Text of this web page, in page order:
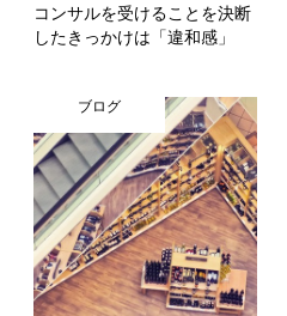
コンサルを受けることを決断
したきっかけは「違和感」
ブログ